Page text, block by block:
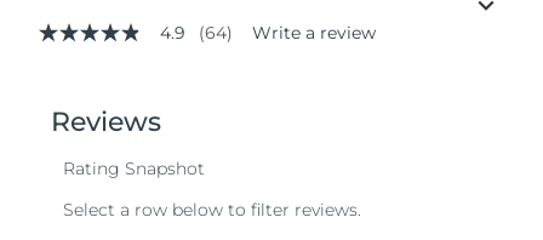
4.9
stars,
average
value.
4.9 (64) Write a review